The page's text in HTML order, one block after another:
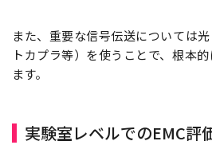
また、重要な信号伝送については
トカプラ等）を使うことで、根本
ます。
実験室レベルでのEMC評